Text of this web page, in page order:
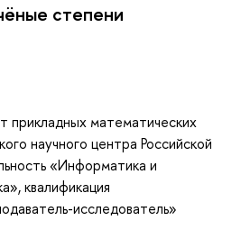
степени
прикладных математических
научного центра Российской
«Информатика и
квалификация
исследователь»